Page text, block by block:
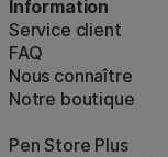
Information
Service client
FAQ
Nous connaître
Notre boutique
Pen Store Plus